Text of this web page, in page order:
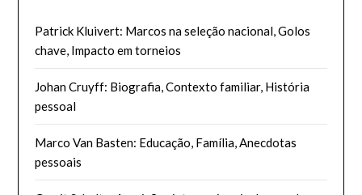
Patrick Kluivert: Marcos na seleção nacional, Golos
chave, Impacto em torneios
Johan Cruyff: Biografia, Contexto familiar, História
pessoal
Marco Van Basten: Educação, Família, Anecdotas
pessoais